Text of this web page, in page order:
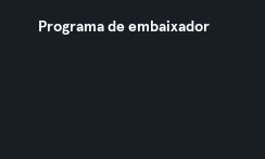
Programa de embaixador